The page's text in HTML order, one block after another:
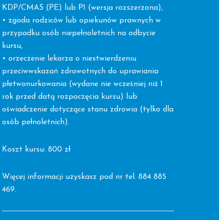
KDP/CMAS (PE) lub P1 (wersja rozszerzona),
• zgoda rodziców lub opiekunów prawnych w
przypadku osób niepełnoletnich na odbycie
kursu,
• orzeczenie lekarza o niestwierdzeniu
przeciwwskazań zdrowotnych do uprawiania
płetwonurkowania (wydane nie wcześniej niż 1
rok przed datą rozpoczęcia kursu) lub
oświadczenie dotyczące stanu zdrowia (tylko dla
osób pełnoletnich).
Koszt kursu: 800 zł
Więcej informacji uzyskasz pod nr tel. 884 885
469.